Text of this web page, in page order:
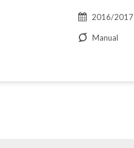
2016/2017
Manual